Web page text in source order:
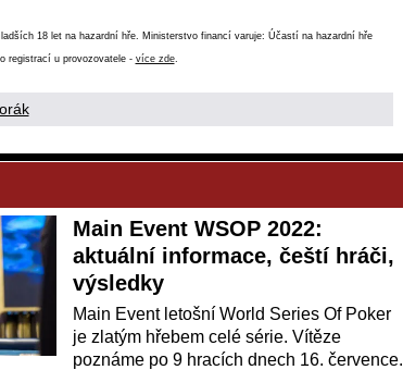
18 let na hazardní hře. Ministerstvo financí varuje: Účastí na hazardní hře
registrací u provozovatele - více zde.
Main Event WSOP 2022:
aktuální informace, čeští hráči,
výsledky
Main Event letošní World Series Of Poker
je zlatým hřebem celé série. Vítěze
poznáme po 9 hracích dnech 16. července.